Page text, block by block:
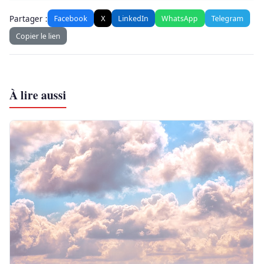
Partager : Facebook X LinkedIn WhatsApp
Telegram
Copier le lien
À lire aussi